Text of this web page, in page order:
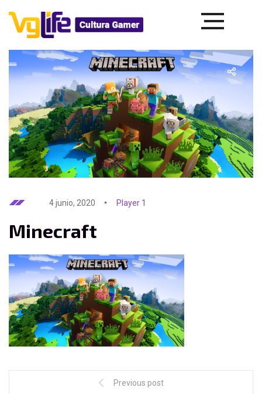
4 junio, 2020 Player 1
Minecraft
Previous post